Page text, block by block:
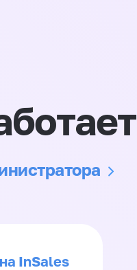
InSales